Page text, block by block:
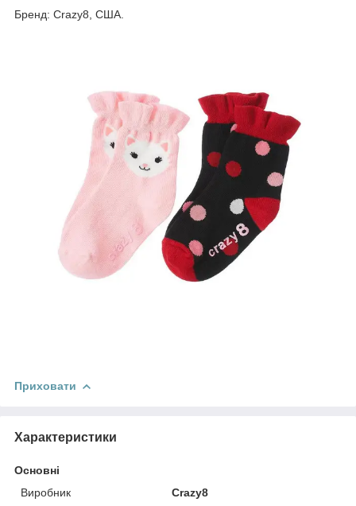
Бренд: Crazy8, США.
Приховати
Характеристики
Основні
Виробник
Crazy8